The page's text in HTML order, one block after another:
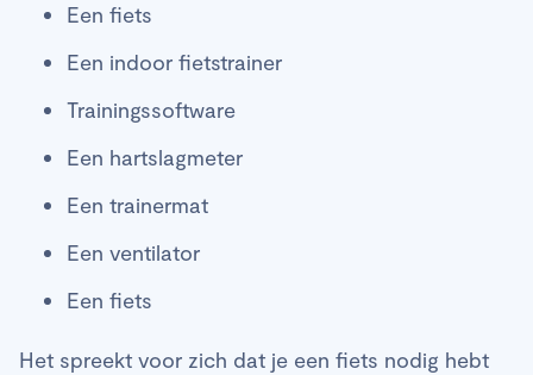
Een fiets
Een indoor fietstrainer
Trainingssoftware
Een hartslagmeter
Een trainermat
Een ventilator
Een fiets
Het spreekt voor zich dat je een fiets nodig hebt